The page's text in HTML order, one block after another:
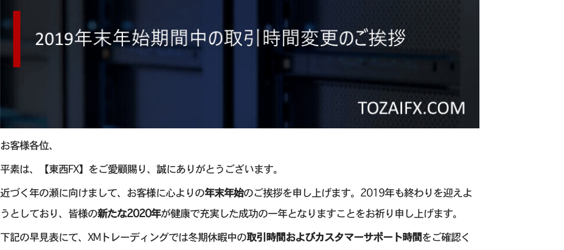
お客様各位、
平素は、【東西FX】をご愛顧賜り、誠にありがとうございます。
近づく年の瀬に向けまして、お客様に心よりの年末年始のご挨拶を申し上げます。2019年も終わりを迎えよ
うとしており、皆様の新たな2020年が健康で充実した成功の一年となりますことをお祈り申し上げます。
下記の早見表にて、XMトレーディングでは冬期休暇中の取引時間およびカスタマーサポート時間をご確認く